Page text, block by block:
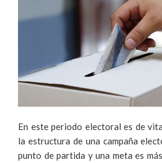
En este periodo electoral es de
la estructura de una campaña
punto de partida y una meta es